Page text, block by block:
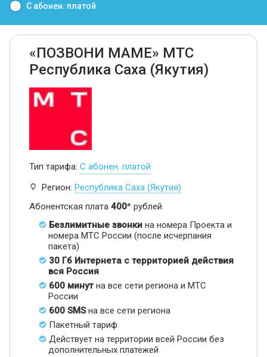
С абонен. платой
«ПОЗВОНИ МАМЕ» МТС
Республика Саха (Якутия)
Тип тарифа: С абонен. платой
Регион: Республика Саха (Якутия)
Абонентская плата 400* рублей
Безлимитные звонки на номера Проекта и
номера МТС России (после исчерпания
пакета)
30 Гб Интернета с территорией действия
вся Россия
600 минут на все сети региона и МТС
России
600 SMSна все сети региона
Пакетный тариф
Действует на территории всей России без
дополнительных платежей